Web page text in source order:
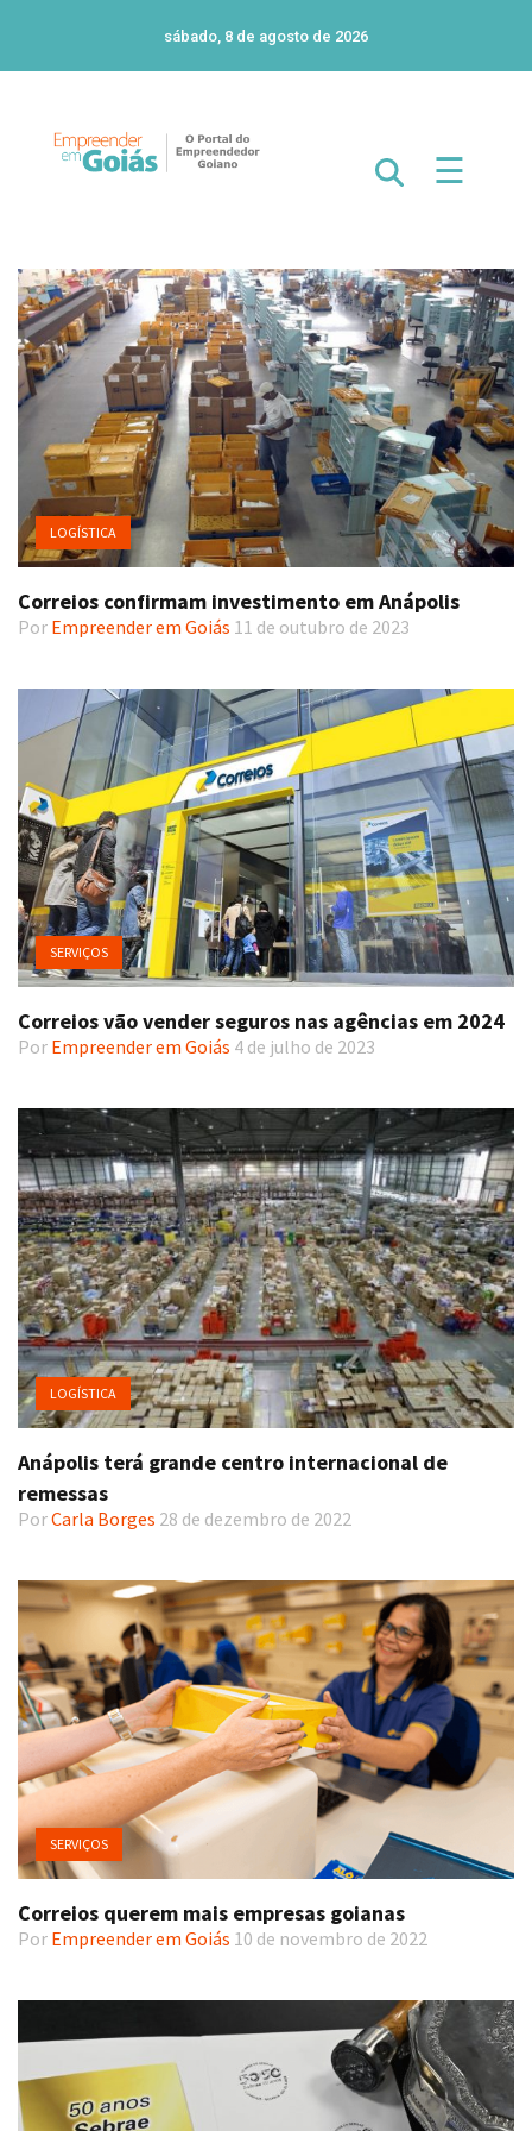
sábado, 8 de agosto de 2026
☰
LOGÍSTICA
Correios confirmam investimento em Anápolis
Por Empreender em Goiás 11 de outubro de 2023
SERVIÇOS
Correios vão vender seguros nas agências em 2024
Por Empreender em Goiás 4 de julho de 2023
LOGÍSTICA
Anápolis terá grande centro internacional de
remessas
PorCarla Borges 28 de dezembro de 2022
SERVIÇOS
Correios querem mais empresas goianas
Por Empreender em Goiás 10 de novembro de 2022